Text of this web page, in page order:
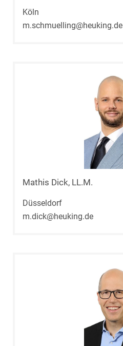
Köln
m.schmuelling@heuking.de
Mathis Dick, LL.M.
Düsseldorf
m.dick@heuking.de